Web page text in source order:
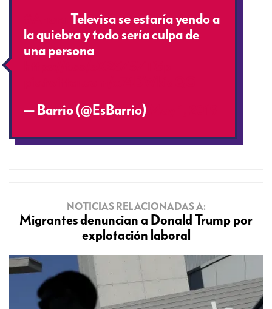
Televisa se estaría yendo a
la quiebra y todo sería culpa de
una persona
— Barrio (@EsBarrio)
NOTICIAS RELACIONADAS A:
Migrantes denuncian a Donald Trump por
explotación laboral